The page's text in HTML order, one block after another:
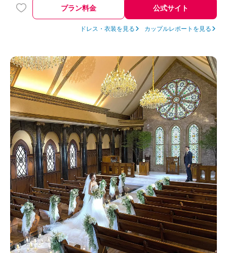
プラン料金 公式サイト
ドレス・衣装を見る カップルレポートを見る